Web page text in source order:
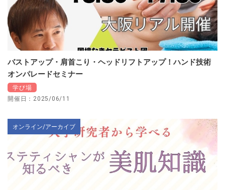
バストアップ・肩首こり・ヘッドリフトアップ！ハンド技術
オンパレードセミナー
学び場
開催日：2025/06/11
オンライン/アーカイブ